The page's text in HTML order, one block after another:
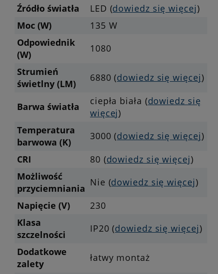
Źródło światła LED (dowiedz się więcej)
Moc (W)
135 W
Odpowiednik
(W)
1080
Strumień
świetlny (LM)
6880 (dowiedz się więcej)
Barwa światła ciepła biała (dowiedz się
więcej)
Temperatura
barwowa (K)
3000 (dowiedz się więcej)
CRI
80 (dowiedz się więcej)
Możliwość
przyciemniania
Nie (dowiedz się więcej)
Napięcie (V)
230
Klasa
szczelności
IP20 (dowiedz się więcej)
Dodatkowe
zalety
łatwy montaż